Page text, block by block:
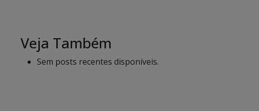
Veja Também
Sem posts recentes disponíveis.